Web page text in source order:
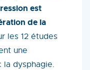
est
de la
les 12 études
une
la dysphagie.